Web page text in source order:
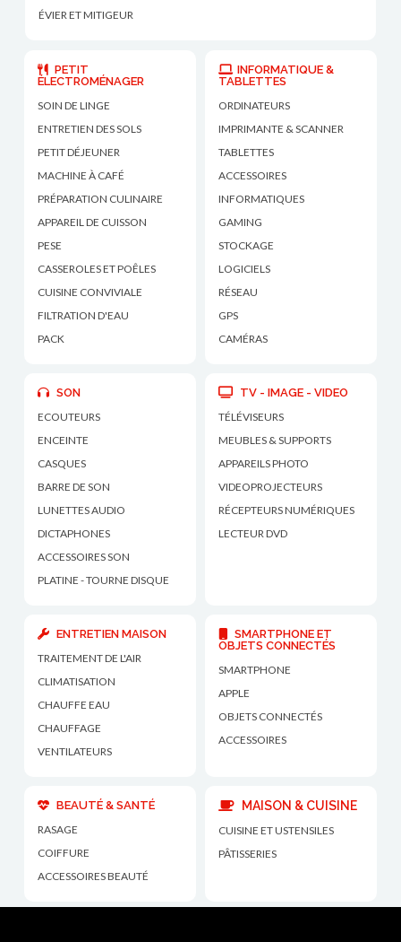
ÉVIER ET MITIGEUR
PETIT
ÉLECTROMÉNAGER
SOIN DE LINGE
ENTRETIEN DES SOLS
PETIT DÉJEUNER
MACHINE À CAFÉ
PRÉPARATION CULINAIRE
APPAREIL DE CUISSON
PESE
CASSEROLES ET POÊLES
CUISINE CONVIVIALE
FILTRATION D'EAU
PACK
INFORMATIQUE &
TABLETTES
ORDINATEURS
IMPRIMANTE & SCANNER
TABLETTES
ACCESSOIRES
INFORMATIQUES
GAMING
STOCKAGE
LOGICIELS
RÉSEAU
GPS
CAMÉRAS
SON
ECOUTEURS
ENCEINTE
CASQUES
BARRE DE SON
LUNETTES AUDIO
DICTAPHONES
ACCESSOIRES SON
PLATINE - TOURNE DISQUE
TV - IMAGE - VIDEO
TÉLÉVISEURS
MEUBLES & SUPPORTS
APPAREILS PHOTO
VIDEOPROJECTEURS
RÉCEPTEURS NUMÉRIQUES
LECTEUR DVD
ENTRETIEN MAISON
TRAITEMENT DE L'AIR
CLIMATISATION
CHAUFFE EAU
CHAUFFAGE
VENTILATEURS
SMARTPHONE ET
OBJETS CONNECTÉS
SMARTPHONE
APPLE
OBJETS CONNECTÉS
ACCESSOIRES
BEAUTÉ & SANTÉ
RASAGE
COIFFURE
ACCESSOIRES BEAUTÉ
MAISON & CUISINE
CUISINE ET USTENSILES
PÂTISSERIES